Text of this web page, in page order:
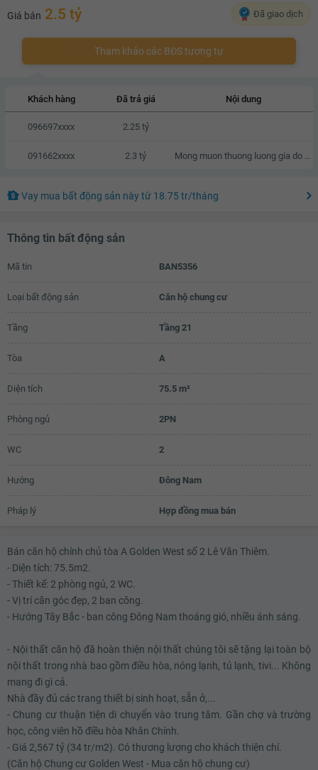
Giá bán 2.5 tỷ Đã giao dịch
Tham khảo các BĐS tương tự
Khách hàng Đã trả giá Nội dung
096697xxxx 2.25 tỷ
091662xxxx 2.3 tỷ
Vay mua bất động sản nàytừ 18.75 tr/tháng
Thông tin bất động sản
Mã tin BAN5356
Loại bất động sản Căn hộ chung cư
Tầng Tầng 21
Tòa A
Diện tích 75.5 m²
Phòng ngủ 2PN
WC 2
Hướng Đông Nam
Pháp lý Hợp đồng mua bán
Bán căn hộ chính chủ tòa A Golden West số 2 Lê Văn Thiêm.
- Diện tích: 75.5m2.
- Thiết kế: 2 phòng ngủ, 2 WC.
- Vị trí căn góc đẹp, 2 ban công.
- Hướng Tây Bắc - ban công Đông Nam thoáng gió, nhiều ánh sáng.
- Nội thất căn hộ đã hoàn thiện nội thất chúng tôi sẽ tặng lại toàn bộ
nội thất trong nhà bao gồm điều hòa, nóng lạnh, tủ lạnh, tivi... Không
mang đi gì cả.
Nhà đầy đủ các trang thiết bị sinh hoạt, sẵn ở,...
- Chung cư thuận tiện di chuyển vào trung tâm. Gần chợ và trường
học, công viên hồ điều hòa Nhân Chính.
- Giá 2,567 tỷ (34 tr/m2). Có thương lượng cho khách thiện chí.
(Căn hộ Chung cư Golden West - Mua căn hộ chung cư)